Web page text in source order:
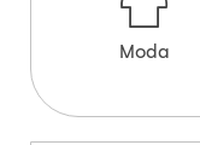
Moda